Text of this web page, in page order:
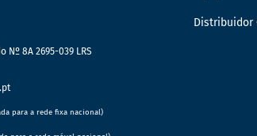
Nº 8A 2695-039 LRS
para a rede fixa nacional)
Distribuidor